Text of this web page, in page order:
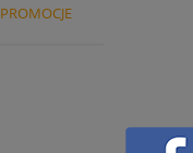
PROMOCJE